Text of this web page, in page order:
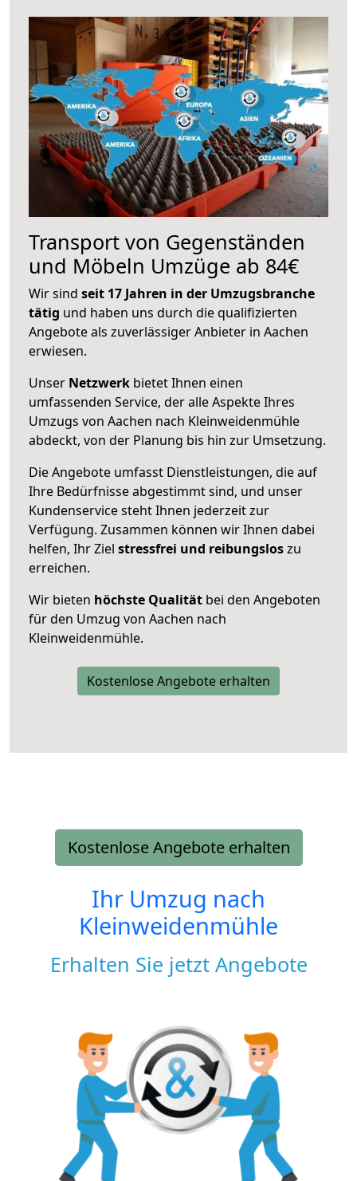
Transport von Gegenständen
und Möbeln Umzüge ab 84€
Wir sind seit 17 Jahren in der Umzugsbranche
tätig und haben uns durch die qualifizierten
Angebote als zuverlässiger Anbieter in Aachen
erwiesen.
Unser Netzwerk bietet Ihnen einen
umfassenden Service, der alle Aspekte Ihres
Umzugs von Aachen nach Kleinweidenmühle
abdeckt, von der Planung bis hin zur Umsetzung.
Die Angebote umfasst Dienstleistungen, die auf
Ihre Bedürfnisse abgestimmt sind, und unser
Kundenservice steht Ihnen jederzeit zur
Verfügung. Zusammen können wir Ihnen dabei
helfen, Ihr Ziel stressfrei und reibungsloszu
erreichen.
Wir bieten höchste Qualität bei den Angeboten
für den Umzug von Aachen nach
Kleinweidenmühle.
Kostenlose Angebote erhalten
Kostenlose Angebote erhalten
Ihr Umzug nach
Kleinweidenmühle
Erhalten Sie jetzt Angebote